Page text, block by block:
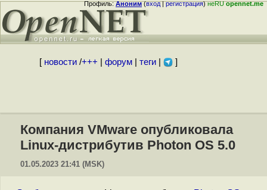
Профиль:Аноним(вход|регистрация)неRUopennet.me
[ новости/+++ форум| теги| ]
Компания VMware опубликовала
Linux-дистрибутив Photon OS 5.0
01.05.2023 21:41 (MSK)